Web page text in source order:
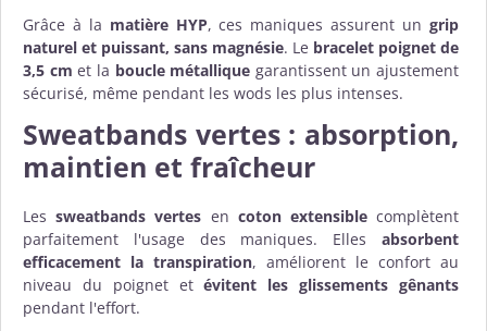
Grâce à la matière HYP, ces maniques assurent ungrip
naturel et puissant, sans magnésie. Le bracelet poignet de
3,5 cm et la boucle métallique garantissent un ajustement
sécurisé, même pendant les wods les plus intenses.
Sweatbands vertes : absorption,
maintien et fraîcheur
Lessweatbands vertes en coton extensiblecomplètent
parfaitement l'usage des maniques. Elles absorbent
efficacement la transpiration, améliorent le confort au
niveau du poignet etévitent les glissements gênants
pendant l'effort.